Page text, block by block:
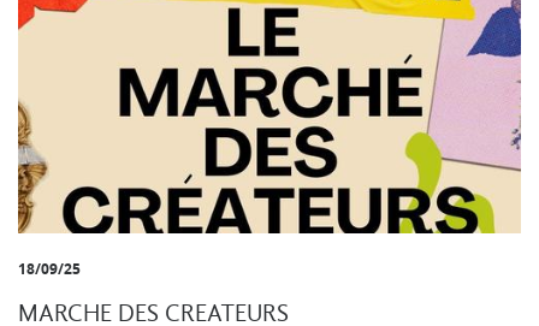
18/09/25
MARCHE DES CREATEURS